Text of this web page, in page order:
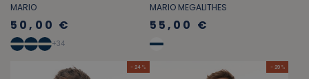
MARIO
50,00 €
+34
MARIO MEGALITHES
55,00 €
- 24 % - 29 %